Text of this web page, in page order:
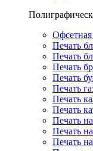
Офсетная
Печать
Печать
Печать
Печать
Печать
Печать
Печать
Печать
Печать
Печать